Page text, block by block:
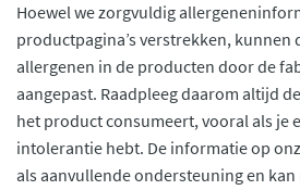
Hoewel we zorgvuldig
productpagina’s verstrekken, kunnen
allergenen in de producten door de
aangepast. Raadpleeg daarom altijd
het product consumeert, vooral als je
intolerantie hebt. De informatie op
als aanvullende ondersteuning en